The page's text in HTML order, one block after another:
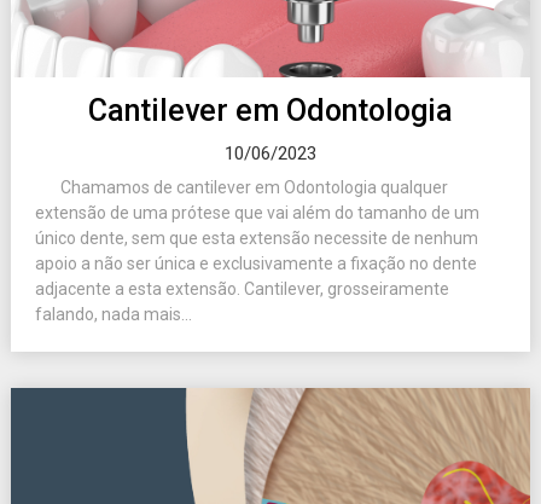
Cantilever em Odontologia
10/06/2023
Chamamos de cantilever em Odontologia qualquer
extensão de uma prótese que vai além do tamanho de um
único dente, sem que esta extensão necessite de nenhum
apoio a não ser única e exclusivamente a fixação no dente
adjacente a esta extensão. Cantilever, grosseiramente
falando, nada mais...